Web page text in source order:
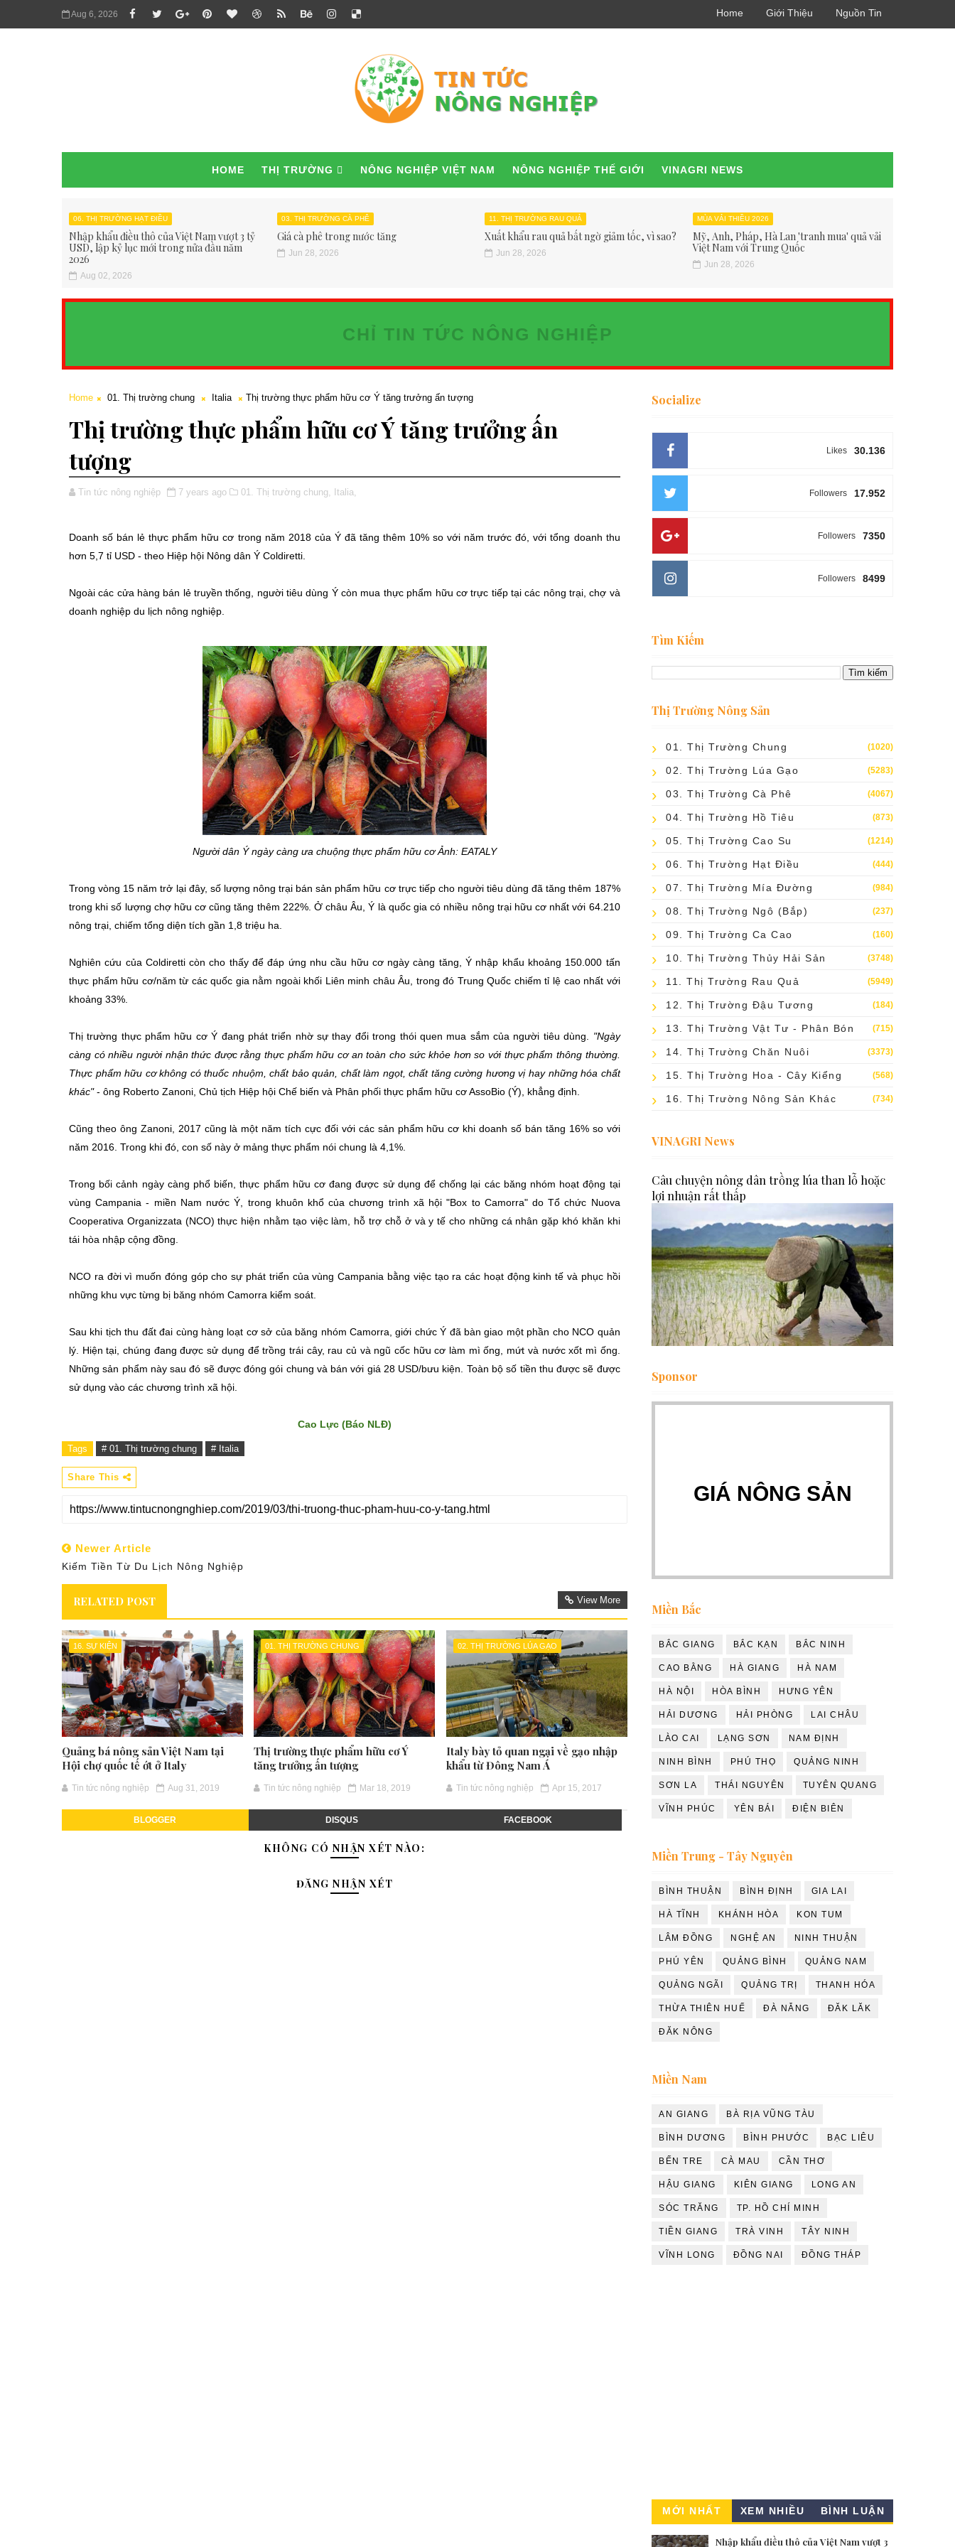
Aug 6, 2026 Home Giới Thiệu Nguồn Tin
HOME THỊ TRƯỜNG NÔNG NGHIỆP VIỆT NAM NÔNG NGHIỆP THẾ GIỚI VINAGRI NEWS
06. THỊ TRƯỜNG HẠT ĐIỀU
Nhập khẩu điều thô của Việt Nam vượt 3 tỷ
USD, lập kỷ lục mới trong nửa đầu năm
2026
Aug 02, 2026
03. THỊ TRƯỜNG CÀ PHÊ
Giá cà phê trong nước tăng
Jun 28, 2026
11. THỊ TRƯỜNG RAU QUẢ
Xuất khẩu rau quả bất ngờ giảm tốc, vì sao?
Jun 28, 2026
MÙA VẢI THIỀU 2026
Mỹ, Anh, Pháp, Hà Lan 'tranh mua' quả vải
Việt Nam với Trung Quốc
Jun 28, 2026
CHỈ TIN TỨC NÔNG NGHIỆP
Home 01. Thị trường chung Italia Thị trường thực phẩm hữu cơ Ý tăng trưởng ấn tượng
Thị trường thực phẩm hữu cơ Ý tăng trưởng ấn
tượng
Tin tức nông nghiệp 7 years ago 01. Thị trường chung, Italia,
Doanh số bán lẻ thực phẩm hữu cơ trong năm 2018 của Ý đã tăng thêm 10% so với năm trước đó, với tổng doanh thu
hơn 5,7 tỉ USD - theo Hiệp hội Nông dân Ý Coldiretti.
Ngoài các cửa hàng bán lẻ truyền thống, người tiêu dùng Ý còn mua thực phẩm hữu cơ trực tiếp tại các nông trại, chợ và
doanh nghiệp du lịch nông nghiệp.
Người dân Ý ngày càng ưa chuộng thực phẩm hữu cơ Ảnh: EATALY
Trong vòng 15 năm trở lại đây, số lượng nông trại bán sản phẩm hữu cơ trực tiếp cho người tiêu dùng đã tăng thêm 187%
trong khi số lượng chợ hữu cơ cũng tăng thêm 222%. Ở châu Âu, Ý là quốc gia có nhiều nông trại hữu cơ nhất với 64.210
nông trại, chiếm tổng diện tích gần 1,8 triệu ha.
Nghiên cứu của Coldiretti còn cho thấy để đáp ứng nhu cầu hữu cơ ngày càng tăng, Ý nhập khẩu khoảng 150.000 tấn
thực phẩm hữu cơ/năm từ các quốc gia nằm ngoài khối Liên minh châu Âu, trong đó Trung Quốc chiếm tỉ lệ cao nhất với
khoảng 33%.
Thị trường thực phẩm hữu cơ Ý đang phát triển nhờ sự thay đổi trong thói quen mua sắm của người tiêu dùng.
"Ngày
càng có nhiều người nhận thức được rằng thực phẩm hữu cơ an toàn cho sức khỏe hơn so với thực phẩm thông thường.
Thực phẩm hữu cơ không có thuốc nhuộm, chất bảo quản, chất làm ngọt, chất tăng cường hương vị hay những hóa chất
khác"- ông Roberto Zanoni, Chủ tịch Hiệp hội Chế biến và Phân phối thực phẩm hữu cơ AssoBio (Ý), khẳng định.
Cũng theo ông Zanoni, 2017 cũng là một năm tích cực đối với các sản phẩm hữu cơ khi doanh số bán tăng 16% so với
năm 2016. Trong khi đó, con số này ở mảng thực phẩm nói chung là 4,1%.
Trong bối cảnh ngày càng phổ biến, thực phẩm hữu cơ đang được sử dụng để chống lại các băng nhóm hoạt động tại
vùng Campania - miền Nam nước Ý, trong khuôn khổ của chương trình xã hội "Box to Camorra" do Tổ chức Nuova
Cooperativa Organizzata (NCO) thực hiện nhằm tạo việc làm, hỗ trợ chỗ ở và y tế cho những cá nhân gặp khó khăn khi
tái hòa nhập cộng đồng.
NCO ra đời vì muốn đóng góp cho sự phát triển của vùng Campania bằng việc tạo ra các hoạt động kinh tế và phục hồi
những khu vực từng bị băng nhóm Camorra kiểm soát.
Sau khi tịch thu đất đai cùng hàng loạt cơ sở của băng nhóm Camorra, giới chức Ý đã bàn giao một phần cho NCO quản
lý. Hiện tại, chúng đang được sử dụng để trồng trái cây, rau củ và ngũ cốc hữu cơ làm mì ống, mứt và nước xốt mì ống.
Những sản phẩm này sau đó sẽ được đóng gói chung và bán với giá 28 USD/bưu kiện. Toàn bộ số tiền thu được sẽ được
sử dụng vào các chương trình xã hội.
Cao Lực (Báo NLĐ)
Tags # 01. Thị trường chung # Italia
Share This
Newer Article
Kiếm Tiền Từ Du Lịch Nông Nghiệp
RELATED POST View More
16. SỰ KIỆN
Quảng bá nông sản Việt Nam tại
Hội chợ quốc tế ớt ở Italy
Tin tức nông nghiệp Aug 31, 2019
01. THỊ TRƯỜNG CHUNG
Thị trường thực phẩm hữu cơ Ý
tăng trưởng ấn tượng
Tin tức nông nghiệp Mar 18, 2019
02. THỊ TRƯỜNG LÚA GẠO
Italy bày tỏ quan ngại về gạo nhập
khẩu từ Đông Nam Á
Tin tức nông nghiệp Apr 15, 2017
BLOGGER DISQUS FACEBOOK
KHÔNG CÓ NHẬN XÉT NÀO:
ĐĂNG NHẬN XÉT
Socialize
30.136
Likes
17.952
Followers
7350
Followers
8499
Followers
Tìm Kiếm
Thị Trường Nông Sản
01. Thị Trường Chung (1020)
02. Thị Trường Lúa Gạo (5283)
03. Thị Trường Cà Phê (4067)
04. Thị Trường Hồ Tiêu (873)
05. Thị Trường Cao Su (1214)
06. Thị Trường Hạt Điều (444)
07. Thị Trường Mía Đường (984)
08. Thị Trường Ngô (bắp) (237)
09. Thị Trường Ca Cao (160)
10. Thị Trường Thủy Hải Sản (3748)
11. Thị Trường Rau Quả (5949)
12. Thị Trường Đậu Tương (184)
13. Thị Trường Vật Tư - Phân Bón (715)
14. Thị Trường Chăn Nuôi (3373)
15. Thị Trường Hoa - Cây Kiểng (568)
16. Thị Trường Nông Sản Khác (734)
VINAGRI News
Câu chuyện nông dân trồng lúa than lỗ hoặc
lợi nhuận rất thấp
Sponsor
GIÁ NÔNG SẢN
Miền Bắc
BẮC GIANG BẮC KẠN BẮC NINH
CAO BẰNG HÀ GIANG HÀ NAM
HÀ NỘI HÒA BÌNH HƯNG YÊN
HẢI DƯƠNG HẢI PHÒNG LAI CHÂU
LÀO CAI LẠNG SƠN NAM ĐỊNH
NINH BÌNH PHÚ THỌ QUẢNG NINH
SƠN LA THÁI NGUYÊN TUYÊN QUANG
VĨNH PHÚC YÊN BÁI ĐIỆN BIÊN
Miền Trung - Tây Nguyên
BÌNH THUẬN BÌNH ĐỊNH GIA LAI
HÀ TĨNH KHÁNH HÒA KON TUM
LÂM ĐỒNG NGHỆ AN NINH THUẬN
PHÚ YÊN QUẢNG BÌNH QUẢNG NAM
QUẢNG NGÃI QUẢNG TRỊ THANH HÓA
THỪA THIÊN HUẾ ĐÀ NẴNG ĐĂK LĂK
ĐĂK NÔNG
Miền Nam
AN GIANG BÀ RỊA VŨNG TÀU
BÌNH DƯƠNG BÌNH PHƯỚC BẠC LIÊU
BẾN TRE CÀ MAU CẦN THƠ
HẬU GIANG KIÊN GIANG LONG AN
SÓC TRĂNG TP. HỒ CHÍ MINH
TIỀN GIANG TRÀ VINH TÂY NINH
VĨNH LONG ĐỒNG NAI ĐỒNG THÁP
MỚI NHẤT XEM NHIỀU BÌNH LUẬN
Nhập khẩu điều thô của Việt Nam vượt 3